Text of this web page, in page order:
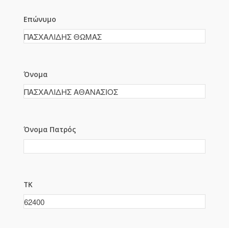
Επώνυμο
Όνομα
Όνομα Πατρός
ΤΚ